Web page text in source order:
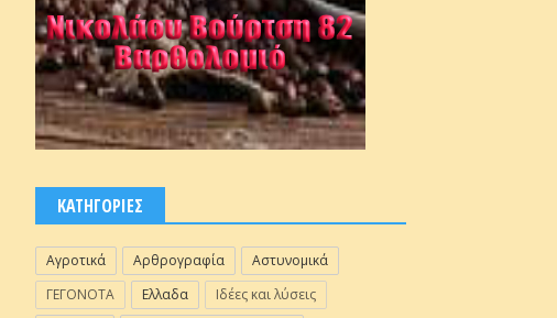
ΚΑΤΗΓΟΡΙΕΣ
Αγροτικά Αρθρογραφία
Αστυνομικά
ΓΕΓΟΝΟΤΑ
Ελλαδα
Ιδέες και λύσεις